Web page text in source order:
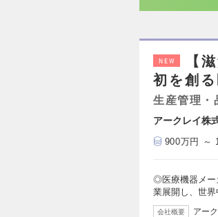
NEW
【
初を創
生産管理・
アークレイ株
900万円 ～
◎医療機器メー
業展開し、世
会社概要
アー